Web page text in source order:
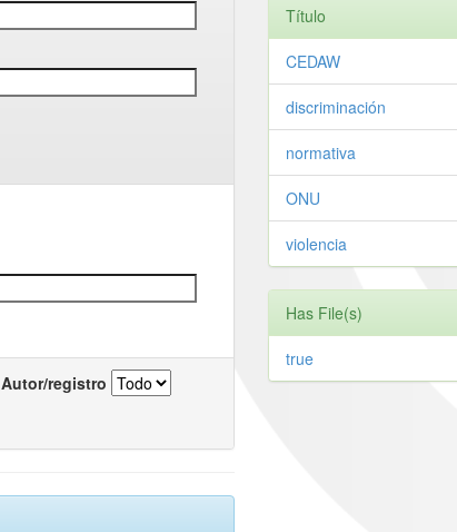
Autor/registro
Título
CEDAW
discriminación
normativa
ONU
violencia
Has File(s)
true